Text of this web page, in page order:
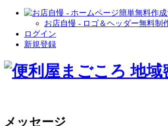
お店自慢 - ロゴ＆ヘッダー無料制
ログイン
新規登録
メッセージ